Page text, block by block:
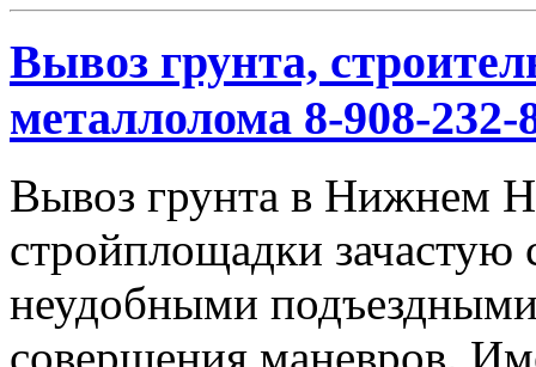
Вывоз грунта,
металлолома 8-908-232-
Вывоз грунта в Нижнем
стройплощадки зачастую
неудобными